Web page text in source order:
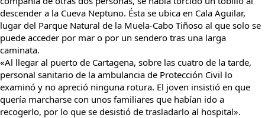
descender a la Cueva Neptuno. Ésta se ubica en Cala Aguilar,
lugar del Parque Natural de la Muela-Cabo Tiñoso al que solo se
puede acceder por mar o por un sendero tras una larga
caminata.
«Al llegar al puerto de Cartagena, sobre las cuatro de la tarde,
personal sanitario de la ambulancia de Protección Civil lo
examinó y no apreció ninguna rotura. El joven insistió en que
quería marcharse con unos familiares que habían ido a
recogerlo, por lo que se desistió de trasladarlo al hospital».